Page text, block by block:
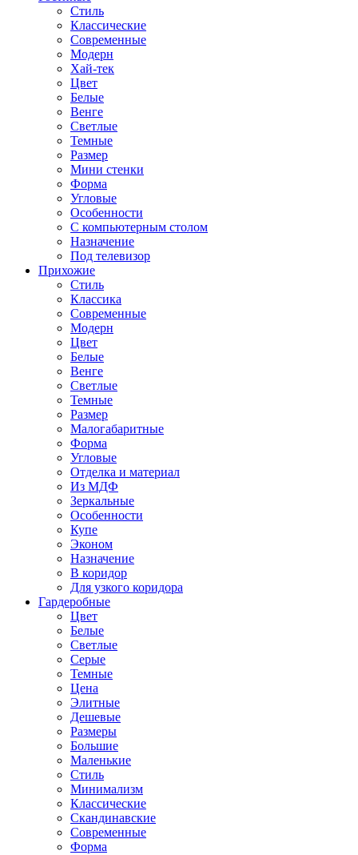
Стиль
Классические
Современные
Модерн
Хай-тек
Цвет
Белые
Венге
Светлые
Темные
Размер
Мини стенки
Форма
Угловые
Особенности
С компьютерным столом
Назначение
Под телевизор
Прихожие
Стиль
Классика
Современные
Модерн
Цвет
Белые
Венге
Светлые
Темные
Размер
Малогабаритные
Форма
Угловые
Отделка и материал
Из МДФ
Зеркальные
Особенности
Купе
Эконом
Назначение
В коридор
Для узкого коридора
Гардеробные
Цвет
Белые
Светлые
Серые
Темные
Цена
Элитные
Дешевые
Размеры
Большие
Маленькие
Стиль
Минимализм
Классические
Скандинавские
Современные
Форма